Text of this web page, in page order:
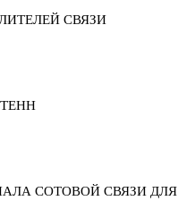
СВЯЗИ
СОТОВОЙ СВЯЗИ ДЛЯ